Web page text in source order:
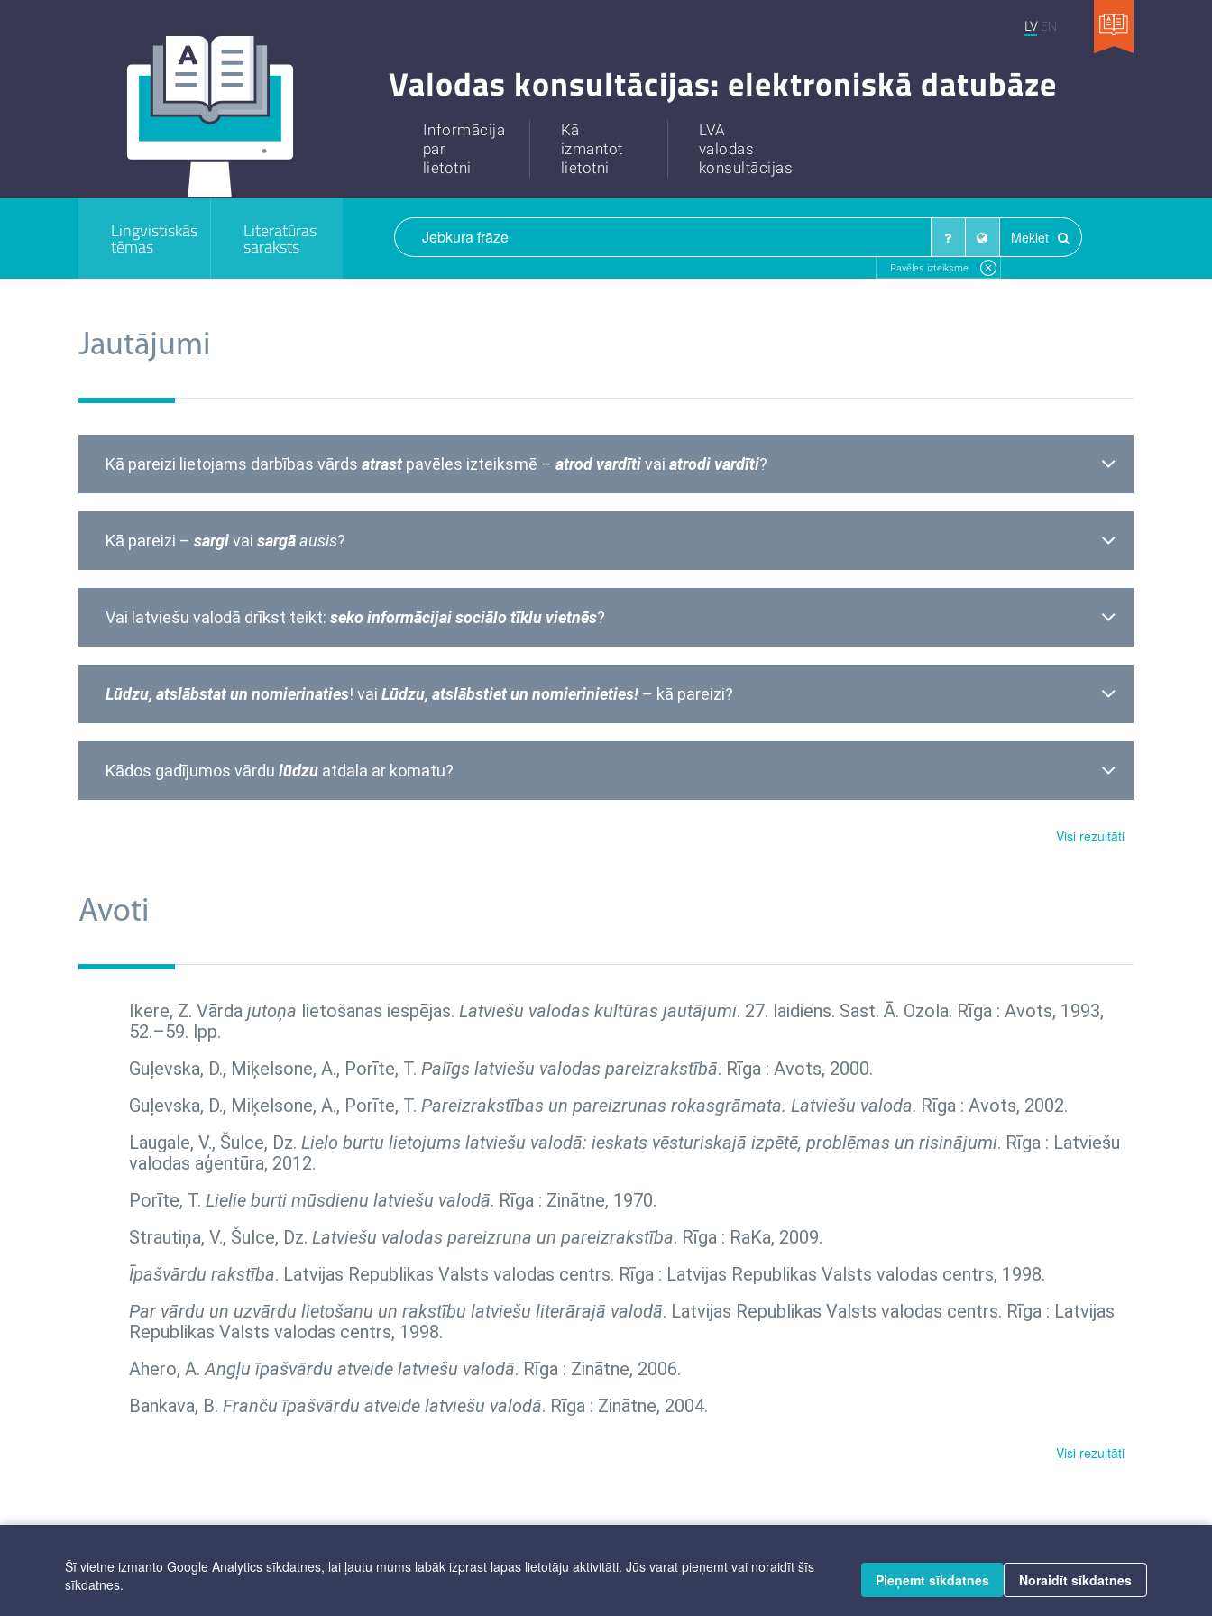
LV EN
Valodas konsultācijas: elektroniskā datubāze
Informācija
par
lietotni
Kā
izmantot
lietotni
LVA
valodas
konsultācijas
Lingvistiskās
tēmas
Literatūras
saraksts Meklēt
Pavēles izteiksme
Jautājumi
Kā pareizi lietojams darbības vārds atrast pavēles izteiksmē – atrod vardītivai atrodi vardīti?
Kā pareizi – sargivai sargāausis?
Vai latviešu valodā drīkst teikt: seko informācijai sociālo tīklu vietnēs?
Lūdzu, atslābstat un nomierinaties! vai Lūdzu, atslābstiet un nomierinieties! – kā pareizi?
Kādos gadījumos vārdu lūdzu atdala ar komatu?
Visi rezultāti
Avoti
Ikere, Z. Vārda jutoņa lietošanas iespējas. Latviešu valodas kultūras jautājumi. 27. laidiens. Sast. Ā. Ozola. Rīga : Avots, 1993,
52.–59. lpp.
Guļevska, D., Miķelsone, A., Porīte, T. Palīgs latviešu valodas pareizrakstībā. Rīga : Avots, 2000.
Guļevska, D., Miķelsone, A., Porīte, T. Pareizrakstības un pareizrunas rokasgrāmata. Latviešu valoda. Rīga : Avots, 2002.
Laugale, V., Šulce, Dz. Lielo burtu lietojums latviešu valodā: ieskats vēsturiskajā izpētē, problēmas un risinājumi. Rīga : Latviešu
valodas aģentūra, 2012.
Porīte, T. Lielie burti mūsdienu latviešu valodā. Rīga : Zinātne, 1970.
Strautiņa, V., Šulce, Dz. Latviešu valodas pareizruna un pareizrakstība. Rīga : RaKa, 2009.
Īpašvārdu rakstība. Latvijas Republikas Valsts valodas centrs. Rīga : Latvijas Republikas Valsts valodas centrs, 1998.
Par vārdu un uzvārdu lietošanu un rakstību latviešu literārajā valodā. Latvijas Republikas Valsts valodas centrs. Rīga : Latvijas
Republikas Valsts valodas centrs, 1998.
Ahero, A.Angļu īpašvārdu atveide latviešu valodā. Rīga : Zinātne, 2006.
Bankava, B. Franču īpašvārdu atveide latviešu valodā. Rīga : Zinātne, 2004.
Visi rezultāti
Šī vietne izmanto Google Analytics sīkdatnes, lai ļautu mums labāk izprast lapas lietotāju aktivitāti. Jūs varat pieņemt vai noraidīt šīs
sīkdatnes.
Pieņemt sīkdatnes Noraidīt sīkdatnes